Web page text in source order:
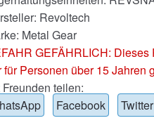
Revoltech
Metal Gear
GEFÄHRLICH:
für Personen über 15 Jahren
Freunden teilen:
Facebook Twitter